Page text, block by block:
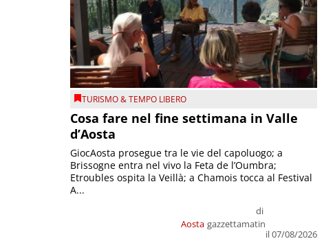
TURISMO & TEMPO LIBERO
Cosa fare nel fine settimana in Valle
d’Aosta
Aosta
di
gazzettamatin
il 07/08/2026
GiocAosta prosegue tra le vie del capoluogo; a
Brissogne entra nel vivo la Feta de l’Oumbra;
Etroubles ospita la Veillà; a Chamois tocca al Festival
A...